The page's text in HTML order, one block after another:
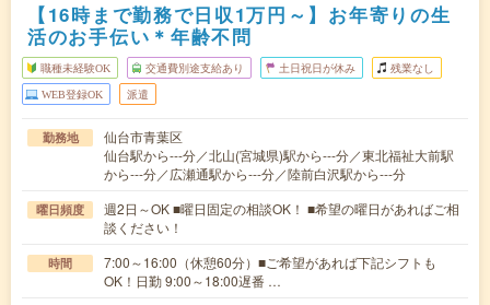
【16時まで勤務で日収1万円～】お年寄りの生
活のお手伝い＊年齢不問
職種未経験OK 交通費別途支給あり 土日祝日が休み 残業なし
WEB登録OK 派遣
勤務地
仙台市青葉区
仙台駅から---分／北山(宮城県)駅から---分／東北福祉大前駅
から---分／広瀬通駅から---分／陸前白沢駅から---分
曜日頻度
週2日～OK ■曜日固定の相談OK！ ■希望の曜日があればご相
談ください！
時間
7:00～16:00（休憩60分）■ご希望があれば下記シフトも
OK！日勤 9:00～18:00遅番 …